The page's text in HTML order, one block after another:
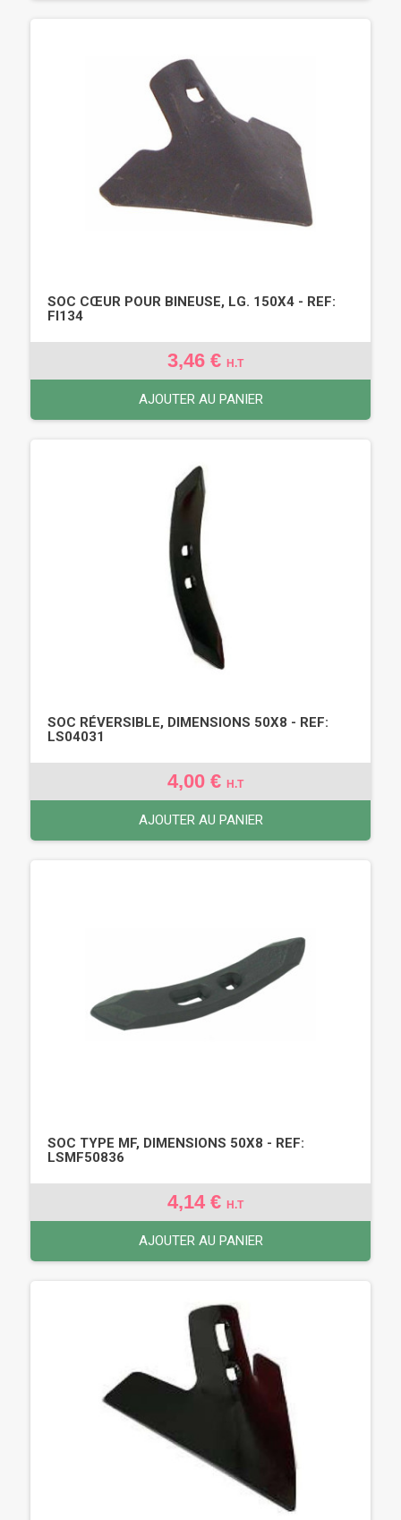
SOC CŒUR POUR BINEUSE, LG. 150X4 - REF:
FI134
3,46 € H.T
AJOUTER AU PANIER
SOC RÉVERSIBLE, DIMENSIONS 50X8 - REF:
LS04031
4,00 € H.T
AJOUTER AU PANIER
SOC TYPE MF, DIMENSIONS 50X8 - REF:
LSMF50836
4,14 € H.T
AJOUTER AU PANIER